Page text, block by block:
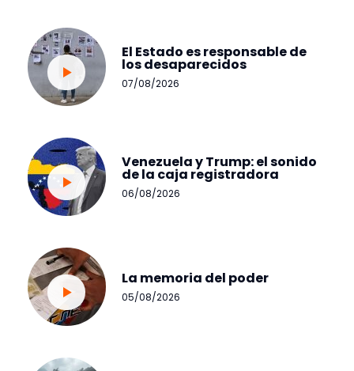
El Estado es responsable de
los desaparecidos
07/08/2026
Venezuela y Trump: el sonido
de la caja registradora
06/08/2026
La memoria del poder
05/08/2026